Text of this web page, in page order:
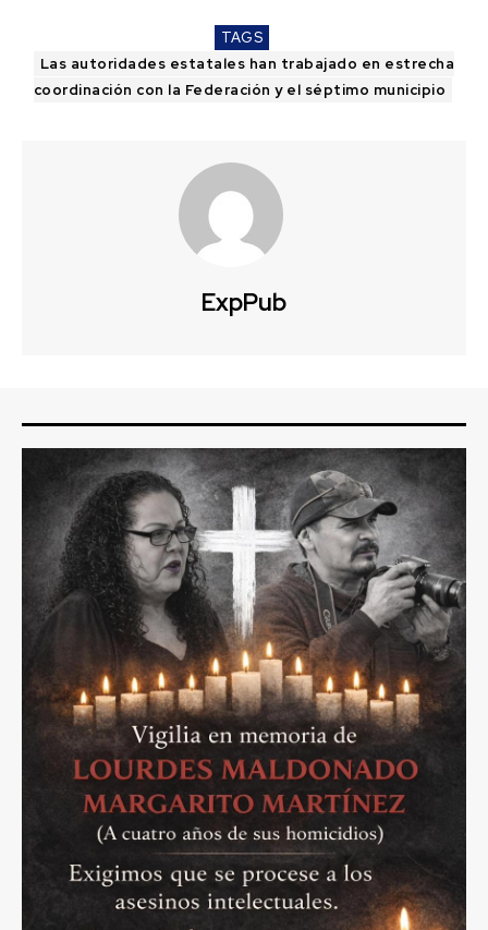
TAGS
Las autoridades estatales han trabajado en estrecha
coordinación con la Federación y el séptimo municipio
ExpPub